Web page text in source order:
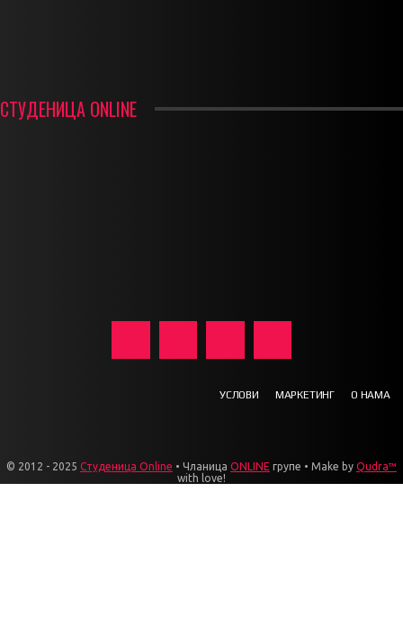
СТУДЕНИЦА ONLINE
УСЛОВИ МАРКЕТИНГ О НАМА
© 2012 - 2025 Студеница Online • Чланица ONLINE групе • Make by Qudra™
with love!